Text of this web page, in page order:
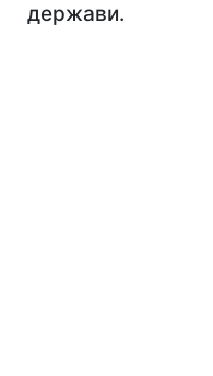
держави.